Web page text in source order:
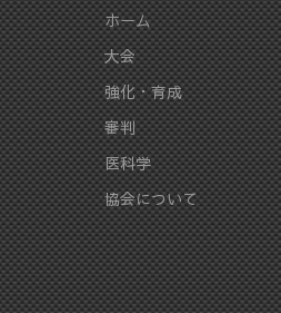
ホーム
大会
強化・育成
審判
医科学
協会について